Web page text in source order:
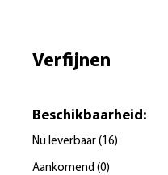
Verfijnen
Beschikbaarheid :
Nu leverbaar (16)
Aankomend (0)